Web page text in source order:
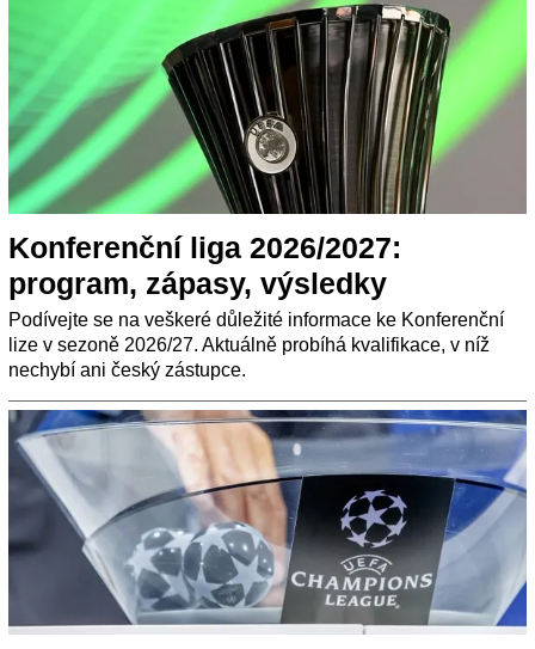
Konferenční liga 2026/2027:
program, zápasy, výsledky
Podívejte se na veškeré důležité informace ke Konferenční
lize v sezoně 2026/27. Aktuálně probíhá kvalifikace, v níž
nechybí ani český zástupce.